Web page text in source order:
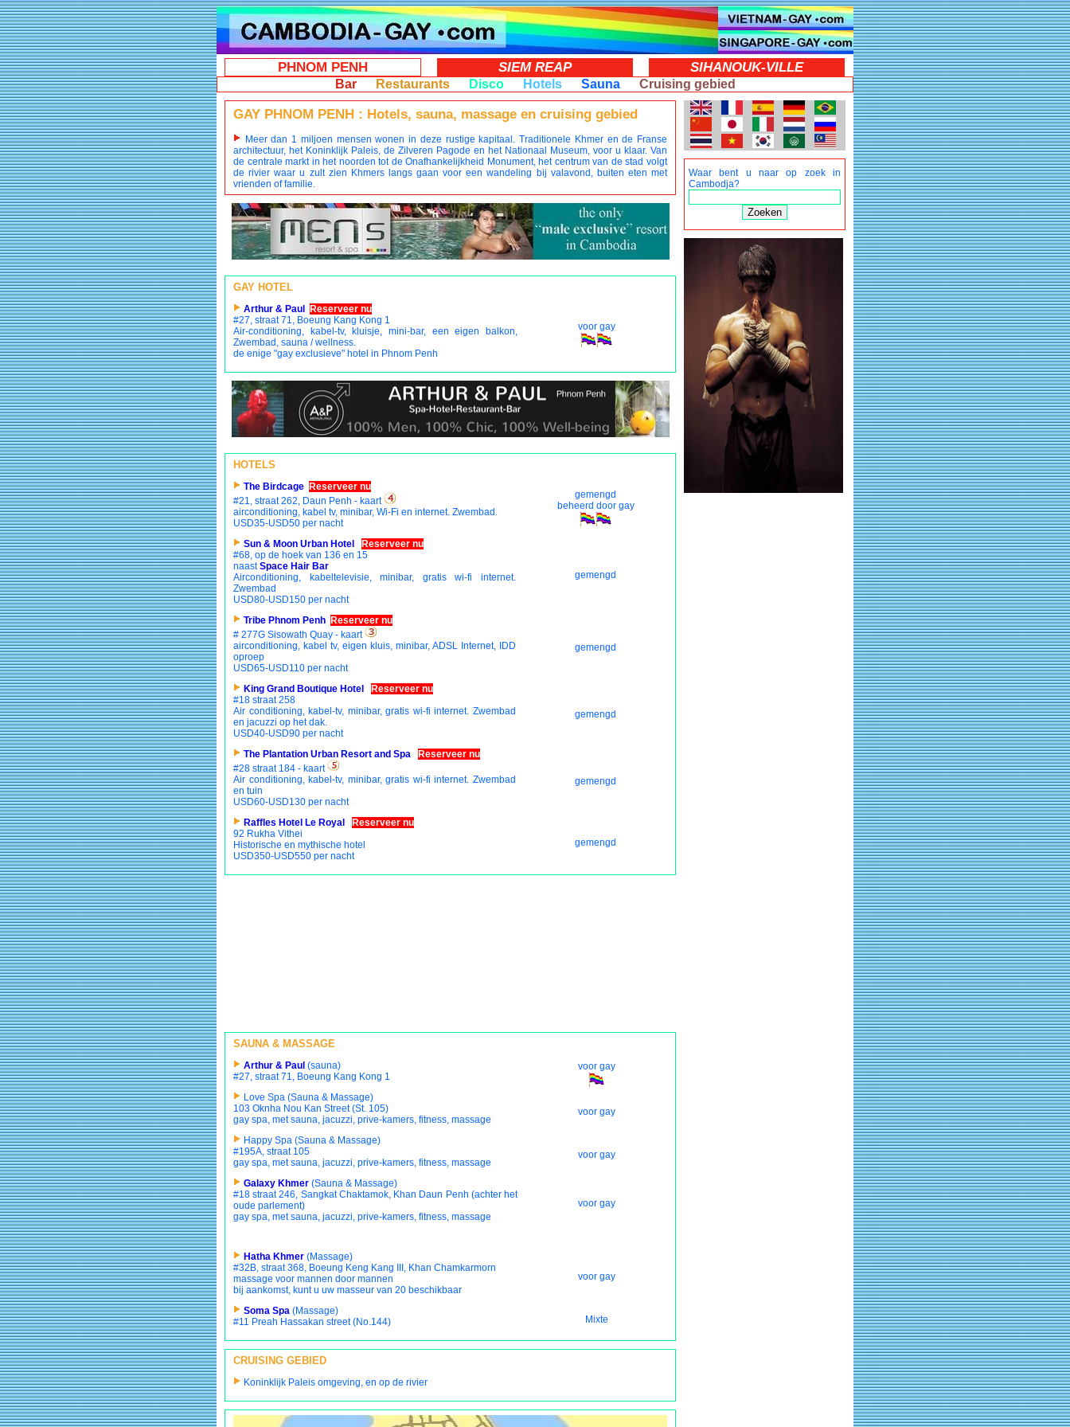
PHNOM PENH SIEM REAP SIHANOUK-VILLE
Bar Restaurants Disco Hotels Sauna Cruising gebied
GAY PHNOM PENH : Hotels, sauna, massage en cruising gebied
Meer dan 1 miljoen mensen wonen in deze rustige kapitaal. Traditionele Khmer en de Franse
architectuur, het Koninklijk Paleis, de Zilveren Pagode en het Nationaal Museum, voor u klaar. Van
de centrale markt in het noorden tot de Onafhankelijkheid Monument, het centrum van de stad volgt
de rivier waar u zult zien Khmers langs gaan voor een wandeling bij valavond, buiten eten met
vrienden of familie.
Waar bent u naar op zoek in
Cambodja?
GAY HOTEL
Arthur & Paul Reserveer nu
#27, straat 71, Boeung Kang Kong 1
Air-conditioning, kabel-tv, kluisje, mini-bar, een eigen balkon,
Zwembad, sauna / wellness.
de enige "gay exclusieve" hotel in Phnom Penh
voor gay
HOTELS
The Birdcage Reserveer nu
#21, straat 262, Daun Penh - kaart
airconditioning, kabel tv, minibar, Wi-Fi en internet. Zwembad.
USD35-USD50 per nacht
gemengd
beheerd door gay
Sun & Moon Urban Hotel
Reserveer nu
#68, op de hoek van 136 en 15
naastSpace Hair Bar
Airconditioning, kabeltelevisie, minibar, gratis wi-fi internet.
Zwembad
USD80-USD150 per nacht
gemengd
Tribe Phnom Penh Reserveer nu
# 277G Sisowath Quay - kaart
airconditioning, kabel tv, eigen kluis, minibar, ADSL Internet, IDD
oproep
USD65-USD110 per nacht
gemengd
King Grand Boutique Hotel
Reserveer nu
#18 straat 258
Air conditioning, kabel-tv, minibar, gratis wi-fi internet. Zwembad
en jacuzzi op het dak.
USD40-USD90 per nacht
gemengd
The Plantation Urban Resort and Spa
Reserveer nu
#28 straat 184 - kaart
Air conditioning, kabel-tv, minibar, gratis wi-fi internet. Zwembad
en tuin
USD60-USD130 per nacht
gemengd
Raffles Hotel Le Royal
Reserveer nu
92 Rukha Vithei
Historische en mythische hotel
USD350-USD550 per nacht
gemengd
SAUNA & MASSAGE
Arthur & Paul (sauna)
#27, straat 71, Boeung Kang Kong 1
voor gay
Love Spa (Sauna & Massage)
103 Oknha Nou Kan Street (St. 105)
gay spa, met sauna, jacuzzi, prive-kamers, fitness, massage
voor gay
Happy Spa (Sauna & Massage)
#195A, straat 105
gay spa, met sauna, jacuzzi, prive-kamers, fitness, massage
voor gay
Galaxy Khmer (Sauna & Massage)
#18 straat 246, Sangkat Chaktamok, Khan Daun Penh (achter het
oude parlement)
gay spa, met sauna, jacuzzi, prive-kamers, fitness, massage
voor gay
Hatha Khmer (Massage)
#32B, straat 368, Boeung Keng Kang III, Khan Chamkarmorn
massage voor mannen door mannen
bij aankomst, kunt u uw masseur van 20 beschikbaar
voor gay
Soma Spa (Massage)
#11 Preah Hassakan street (No.144)
Mixte
CRUISING GEBIED
Koninklijk Paleis omgeving, en op de rivier